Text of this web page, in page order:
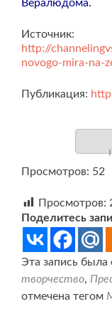
Вералюдома.
Источник:
http://
novogo-mira-na-
Публикация:
Просмотров: 52
Просмотров:
Поделитесь
Эта запись была
творчество,
отмечена тегом